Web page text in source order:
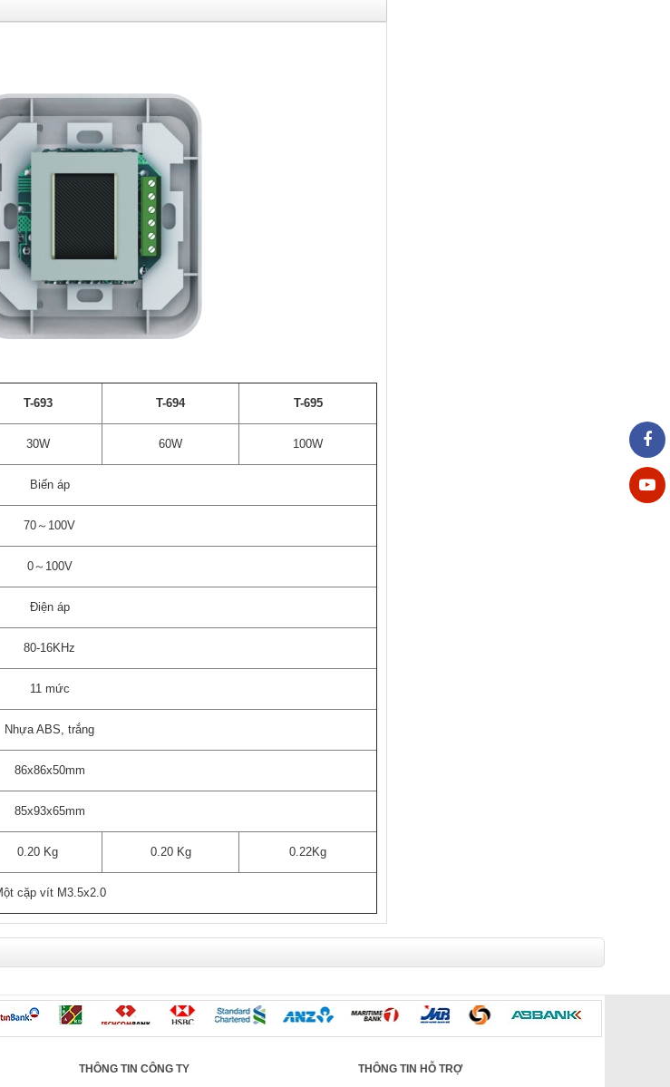
T-693 T-694 T-695
30W 60W 100W
Biến áp
70～100V
0～100V
Điện áp
80-16KHz
11 mức
Nhựa ABS, trắng
86x86x50mm
85x93x65mm
0.20 Kg 0.20 Kg 0.22Kg
cặp vít M3.5x2.0
THÔNG TIN CÔNG TY THÔNG TIN HỖ TRỢ